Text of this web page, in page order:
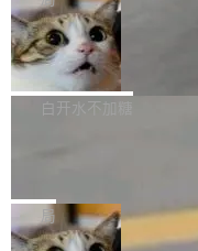
l 迁移或唤醒时，新宿主
库继续执行。存储库是持
te 17 Pro、OPPO K15，
样的次旗舰。 Galaxy Z
Z Flip8三款折叠屏新机均
部搭载骁龙8 Elite Gen5
本控制系统。目前处于
ltaDB 的核心思路直接写
眼的位置：「Software is
mits」——软件是在
是把这段空隙补上。 回退
aDB 捕获 commit 之间的
SpaceXAI 单季资本开
根据风险投资人Tomer
析）披露的最新分析与第
微软同期总资本开支的四
bet、微软以及 Meta 等传
白开水不加糖
一个在终端里运行的编程
1.2，驱动这个 agent 的新
局